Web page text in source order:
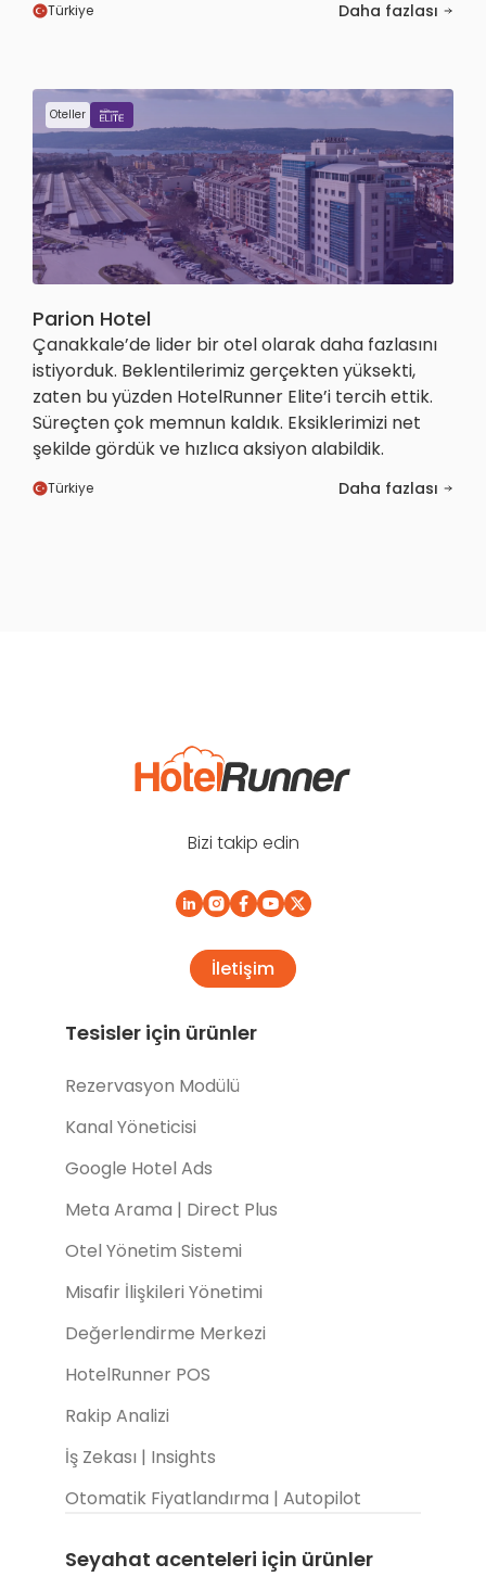
Türkiye Daha fazlası
Oteller
Parion Hotel
Çanakkale’de lider bir otel olarak daha fazlasını
istiyorduk. Beklentilerimiz gerçekten yüksekti,
zaten bu yüzden HotelRunner Elite’i tercih ettik.
Süreçten çok memnun kaldık. Eksiklerimizi net
şekilde gördük ve hızlıca aksiyon alabildik.
Türkiye Daha fazlası
Bizi takip edin
İletişim
Tesisler için ürünler
Rezervasyon Modülü
Kanal Yöneticisi
Google Hotel Ads
Meta Arama | Direct Plus
Otel Yönetim Sistemi
Misafir İlişkileri Yönetimi
Değerlendirme Merkezi
HotelRunner POS
Rakip Analizi
İş Zekası | Insights
Otomatik Fiyatlandırma | Autopilot
Seyahat acenteleri için ürünler